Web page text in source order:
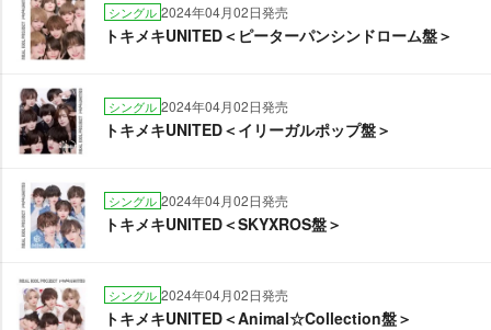
シングル 2024年04月02日発売
トキメキUNITED＜ピーターパンシンドローム盤＞
シングル 2024年04月02日発売
トキメキUNITED＜イリーガルポップ盤＞
シングル 2024年04月02日発売
トキメキUNITED＜SKYXROS盤＞
シングル 2024年04月02日発売
トキメキUNITED＜Animal☆Collection盤＞